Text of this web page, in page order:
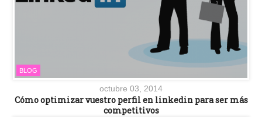
BLOG
octubre 03, 2014
Cómo optimizar vuestro perfil en linkedin para ser más
competitivos